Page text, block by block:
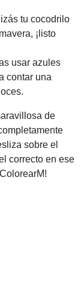
tu cocodrilo
¡listo
usar azules
contar una
de
sobre el
correcto en ese